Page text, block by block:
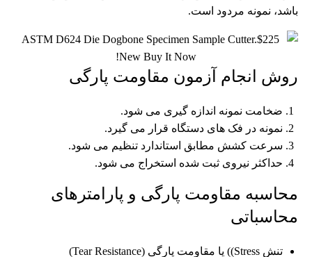
باشد، نمونه مردود است.
روش انجام آزمون مقاومت پارگی
ضخامت نمونه اندازه گیری می شود.
نمونه در فک های دستگاه قرار می گیرد.
سرعت کشش مطابق استاندارد تنظیم می شود.
حداکثر نیروی ثبت شده استخراج می شود.
محاسبه مقاومت پارگی و پارامترهای
محاسباتی
تنش Stress)) یا مقاومت پارگی (Tear Resistance)